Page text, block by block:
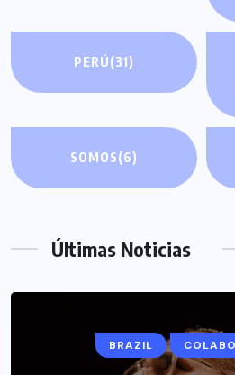
PERÚ(31)
SOMOS(6)
Últimas Noticias
BRAZIL